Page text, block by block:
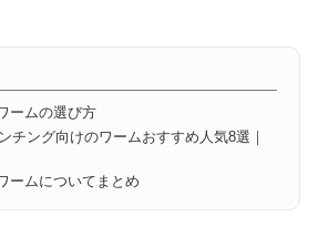
ームの選び方
チング向けのワームおすすめ人気8選｜
ームについてまとめ